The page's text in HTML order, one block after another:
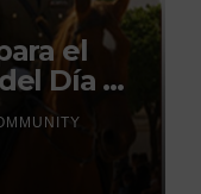
el
Día de
por